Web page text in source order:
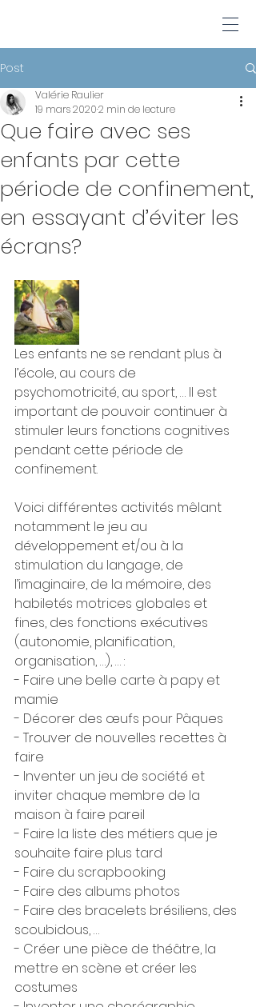
Post
Que faire avec ses
enfants par cette
période de confinement,
en essayant d’éviter les
écrans?
Valérie Raulier
19 mars 20202 min de lecture
Les enfants ne se rendant plus à
l’école, au cours de
psychomotricité, au sport, … Il est
important de pouvoir continuer à
stimuler leurs fonctions cognitives
pendant cette période de
confinement.
Voici différentes activités mêlant
notamment le jeu au
développement et/ou à la
stimulation du langage, de
l’imaginaire, de la mémoire, des
habiletés motrices globales et
fines, des fonctions exécutives
(autonomie, planification,
organisation, …), … :
- Faire une belle carte à papy et
mamie
- Décorer des œufs pour Pâques
- Trouver de nouvelles recettes à
faire
- Inventer un jeu de société et
inviter chaque membre de la
maison à faire pareil
- Faire la liste des métiers que je
souhaite faire plus tard
- Faire du scrapbooking
- Faire des albums photos
- Faire des bracelets brésiliens, des
scoubidous, …
- Créer une pièce de théâtre, la
mettre en scène et créer les
costumes